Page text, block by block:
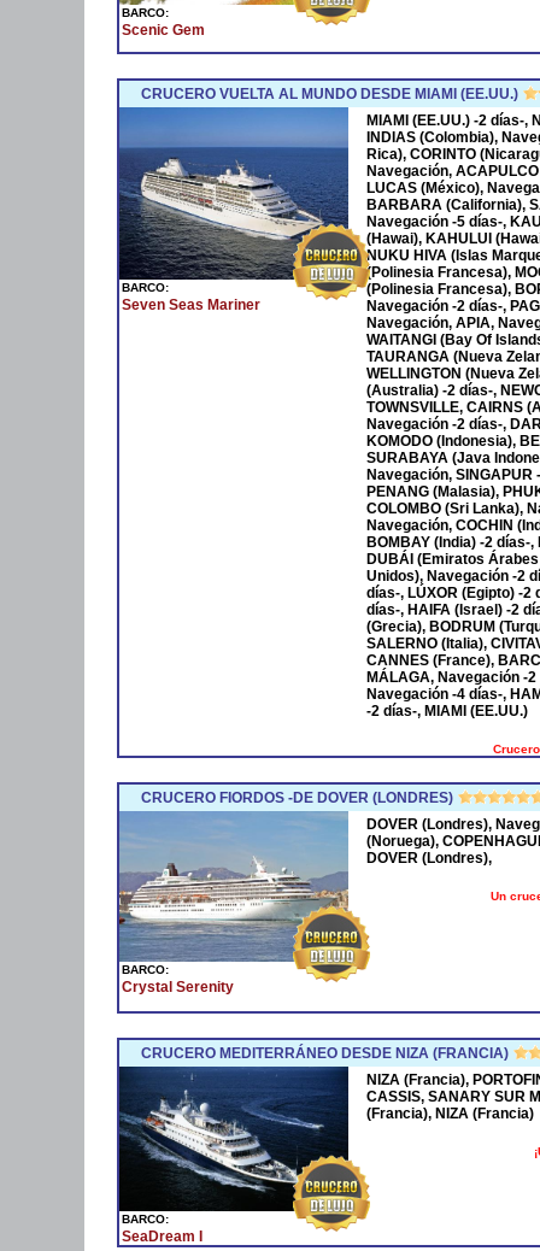
BARCO:
Scenic Gem
CRUCERO VUELTA AL MUNDO DESDE MIAMI (EE.UU.)
BARCO:
Seven Seas Mariner
MIAMI (EE.UU.) -2 días-,
INDIAS (Colombia),
Rica), CORINTO
Navegación,
LUCAS (México),
BARBARA (California),
Navegación -5 días-,
(Hawai), KAHULUI
NUKU HIVA (Islas
(Polinesia Francesa),
(Polinesia Francesa),
Navegación -2 días-,
Navegación, APIA,
WAITANGI (Bay Of
TAURANGA (Nueva
WELLINGTON (Nueva
(Australia) -2 días-,
TOWNSVILLE, CAIRNS
Navegación -2 días-,
KOMODO (Indonesia),
SURABAYA (Java
Navegación, SINGAPUR
PENANG (Malasia),
COLOMBO (Sri Lanka),
Navegación, COCHIN
BOMBAY (India) -2 días-
DUBÁI (Emiratos
Unidos), Navegación -2
días-, LÚXOR (Egipto) -
días-, HAIFA (Israel) -2
(Grecia), BODRUM
SALERNO (Italia),
CANNES (France),
MÁLAGA, Navegación -
Navegación -4 días-,
-2 días-, MIAMI (EE.UU.)
CRUCERO FIORDOS -DE DOVER (LONDRES)
BARCO:
Crystal Serenity
DOVER (Londres),
(Noruega),
DOVER (Londres),
Un
CRUCERO MEDITERRÁNEO DESDE NIZA (FRANCIA)
BARCO:
SeaDream I
NIZA (Francia),
CASSIS, SANARY SUR
(Francia), NIZA (Francia)